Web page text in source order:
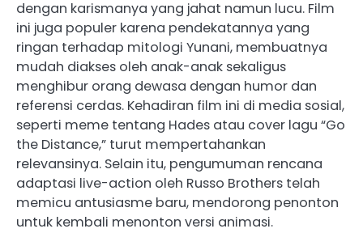
dengan karismanya yang jahat namun lucu. Film
ini juga populer karena pendekatannya yang
ringan terhadap mitologi Yunani, membuatnya
mudah diakses oleh anak-anak sekaligus
menghibur orang dewasa dengan humor dan
referensi cerdas. Kehadiran film ini di media sosial,
seperti meme tentang Hades atau cover lagu “Go
the Distance,” turut mempertahankan
relevansinya. Selain itu, pengumuman rencana
adaptasi live-action oleh Russo Brothers telah
memicu antusiasme baru, mendorong penonton
untuk kembali menonton versi animasi.